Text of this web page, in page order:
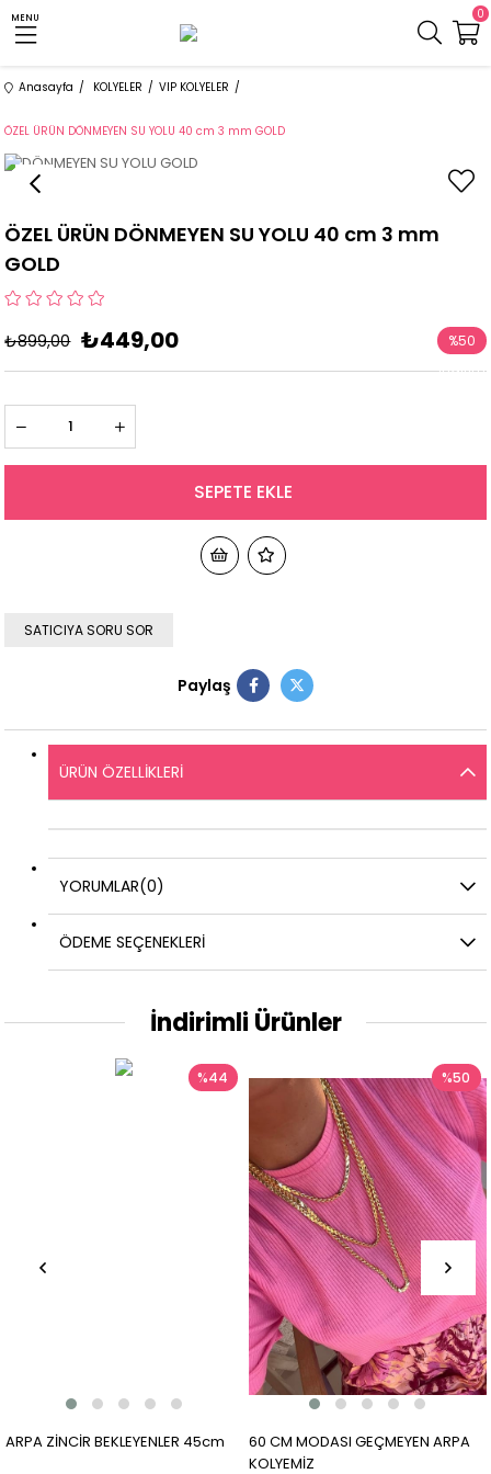
MENU 0
Anasayfa KOLYELER VIP KOLYELER
ÖZEL ÜRÜN DÖNMEYEN SU YOLU 40 cm 3 mm GOLD
ÖZEL ÜRÜN DÖNMEYEN SU YOLU 40 cm 3 mm
GOLD
₺899,00 ₺449,00 %50
İndirim
SATICIYA SORU SOR
Paylaş
ÜRÜN ÖZELLIKLERI
YORUMLAR(0)
ÖDEME SEÇENEKLERI
İndirimli Ürünler
ARPA ZİNCİR BEKLEYENLER 45cm
%44
60 CM MODASI GEÇMEYEN ARPA
KOLYEMİZ
%50